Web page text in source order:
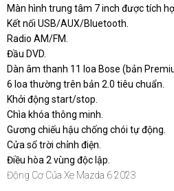
Màn hình trung tâm 7 inch được tích
Kết nối USB/AUX/Bluetooth.
Radio AM/FM.
Đầu DVD.
Dàn âm thanh 11 loa Bose (bản
6 loa thường trên bản 2.0 tiêu chuẩn.
Khởi động start/stop.
Chìa khóa thông minh.
Gương chiếu hậu chống chói tự động.
Cửa sổ trời chỉnh điện.
Điều hòa 2 vùng độc lập.
Động Cơ Của Xe Mazda 6 2023